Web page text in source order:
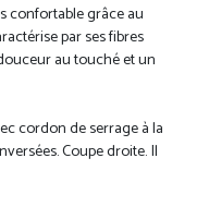
confortable grâce au
par ses fibres
au touché et un
cordon de serrage à la
Coupe droite. Il